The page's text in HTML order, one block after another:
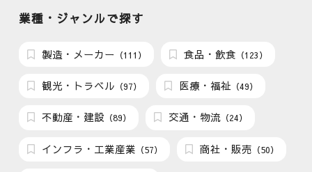
業種・ジャンルで探す
製造・メーカー （111） 食品・飲食 （123）
観光・トラベル （97） 医療・福祉 （49）
不動産・建設 （89） 交通・物流 （24）
インフラ・工業産業 （57） 商社・販売 （50）